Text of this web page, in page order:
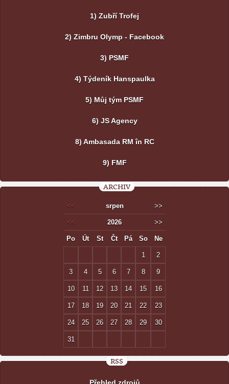
1) Zubří Trofej
2) Zimbru Olymp - Facebook
3) PSMF
4) Týdeník Hanspaulka
5) Můj tým PSMF
6) JS Agency
8) Ambasada RM în RC
9) FMF
ARCHIV
<< srpen >>
<< 2026 >>
Po Út St Čt Pá So Ne
1 2
3 4 5 6 7 8 9
10 11 12 13 14 15 16
17 18 19 20 21 22 23
24 25 26 27 28 29 30
31
RSS